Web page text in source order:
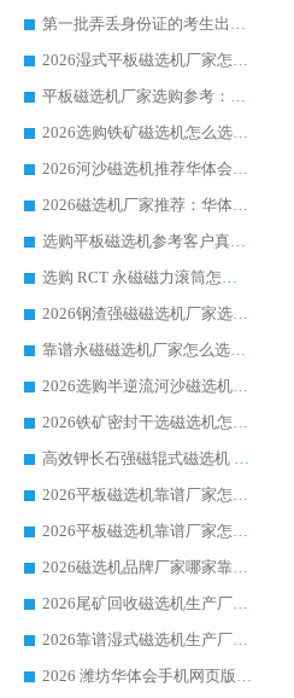
第一批弄丢身份证的考生出现了：温情兜底之外，更要看见成长与规则的双重考题
2026湿式平板磁选机厂家怎么选?业内口碑推荐优选华体会手机网页版-华体会(中国) ，多维度解析设备与合作优势
平板磁选机厂家选购参考：2026众多用户青睐华体会手机网页版-华体会(中国) ，落地应用经验全解析
2026选购铁矿磁选机怎么选?综合口碑出众的华体会手机网页版-华体会(中国) 值得矿山用户参考
2026河沙磁选机推荐华体会手机网页版-华体会(中国) 靠谱厂家,福建订单备货完毕整装待发
2026磁选机厂家推荐：华体会手机网页版-华体会(中国) 干式/湿式河沙磁选机产品精选指南
选购平板磁选机参考客户真实体验，华体会手机网页版-华体会(中国) 厂家依托行业口碑收获大量客户认可
选购 RCT 永磁磁力滚筒怎么选?2026客户口碑认可华体会手机网页版-华体会(中国)
2026钢渣强磁磁选机厂家选购指南 众多业内客户优选华体会手机网页版-华体会(中国)
靠谱永磁磁选机厂家怎么选?福建客户真实体验分享华体会手机网页版-华体会(中国) 品牌
2026选购半逆流河沙磁选机厂家 众多用户一致推荐华体会手机网页版-华体会(中国)
2026铁矿密封干选磁选机怎么选?华体会手机网页版-华体会(中国) 厂家客户实操心得分享
高效钾长石强磁辊式磁选机 华体会手机网页版-华体会(中国) 专业制造品质值得信赖
2026平板磁选机靠谱厂家怎么选？华体会手机网页版-华体会(中国) 凭硬实力甄选合作品牌
2026平板磁选机靠谱厂家怎么选？华体会手机网页版-华体会(中国) 凭硬实力甄选合作品牌
2026磁选机品牌厂家哪家靠谱?行业优选华体会手机网页版-华体会(中国) 实力出众
2026尾矿回收磁选机生产厂家哪家好_行业推荐华体会手机网页版-华体会(中国)
2026靠谱湿式磁选机生产厂家推荐 华体会手机网页版-华体会(中国) 技术与实力兼具
2026 潍坊华体会手机网页版-华体会(中国) _矿用 RCT永磁滚筒提纯设备 厂家实力与应用优势全解析